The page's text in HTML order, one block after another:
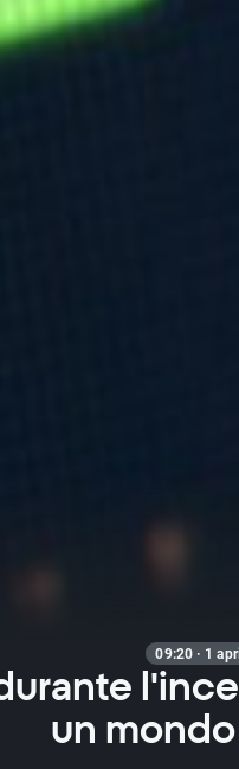
09:20 · 1
un